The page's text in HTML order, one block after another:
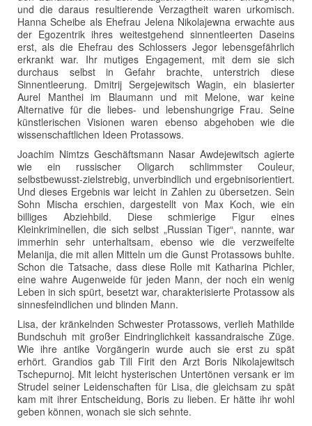
und die daraus resultierende Verzagtheit waren urkomisch.
Hanna Scheibe als Ehefrau Jelena Nikolajewna erwachte aus
der Egozentrik ihres weitestgehend sinnentleerten Daseins
erst, als die Ehefrau des Schlossers Jegor lebensgefährlich
erkrankt war. Ihr mutiges Engagement, mit dem sie sich
durchaus selbst in Gefahr brachte, unterstrich diese
Sinnentleerung. Dmitrij Sergejewitsch Wagin, ein blasierter
Aurel Manthei im Blaumann und mit Melone, war keine
Alternative für die liebes- und lebenshungrige Frau. Seine
künstlerischen Visionen waren ebenso abgehoben wie die
wissenschaftlichen Ideen Protassows.
Joachim Nimtzs Geschäftsmann Nasar Awdejewitsch agierte
wie ein russischer Oligarch schlimmster Couleur,
selbstbewusst-zielstrebig, unverbindlich und ergebnisorientiert.
Und dieses Ergebnis war leicht in Zahlen zu übersetzen. Sein
Sohn Mischa erschien, dargestellt von Max Koch, wie ein
billiges Abziehbild. Diese schmierige Figur eines
Kleinkriminellen, die sich selbst „Russian Tiger“, nannte, war
immerhin sehr unterhaltsam, ebenso wie die verzweifelte
Melanija, die mit allen Mitteln um die Gunst Protassows buhlte.
Schon die Tatsache, dass diese Rolle mit Katharina Pichler,
eine wahre Augenweide für jeden Mann, der noch ein wenig
Leben in sich spürt, besetzt war, charakterisierte Protassow als
sinnesfeindlichen und blinden Mann.
Lisa, der kränkelnden Schwester Protassows, verlieh Mathilde
Bundschuh mit großer Eindringlichkeit kassandraische Züge.
Wie ihre antike Vorgängerin wurde auch sie erst zu spät
erhört. Grandios gab Till Firit den Arzt Boris Nikolajewitsch
Tschepurnoj. Mit leicht hysterischen Untertönen versank er im
Strudel seiner Leidenschaften für Lisa, die gleichsam zu spät
kam mit ihrer Entscheidung, Boris zu lieben. Er hätte ihr wohl
geben können, wonach sie sich sehnte.